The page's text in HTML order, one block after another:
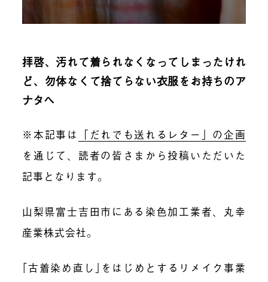
拝啓、汚れて着られなくなってしまったけれ
ど、勿体なくて捨てらない衣服をお持ちのア
ナタへ
※本記事は 「だれでも送れるレター」の企画
を通じて、読者の皆さまから投稿いただいた
記事となります。
山梨県富士吉田市にある染色加工業者、丸幸
産業株式会社。
｢古着染め直し｣をはじめとするリメイク事業